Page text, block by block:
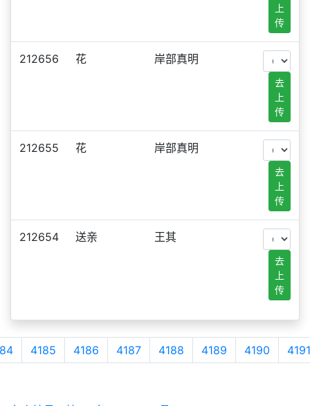
上
传
212656 花 岸部真明
去
上
传
212655 花 岸部真明
去
上
传
212654 送亲 王其
去
上
传
4185 4186 4187 4188 4189 4190 4191